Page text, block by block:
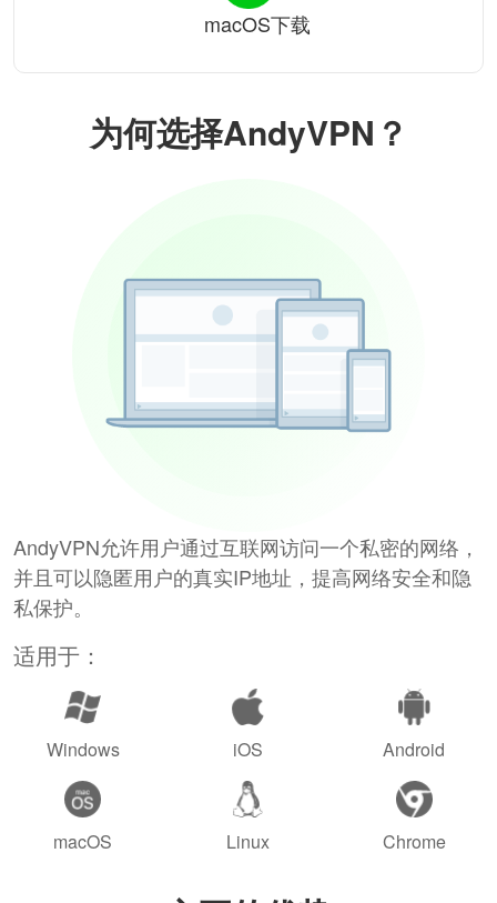
为何选择AndyVPN？
AndyVPN允许用户通过互联网访问一个私密的网络，
并且可以隐匿用户的真实IP地址，提高网络安全和隐
私保护。
适用于：
Windows iOS Android
macOS Linux Chrome
macOS下载